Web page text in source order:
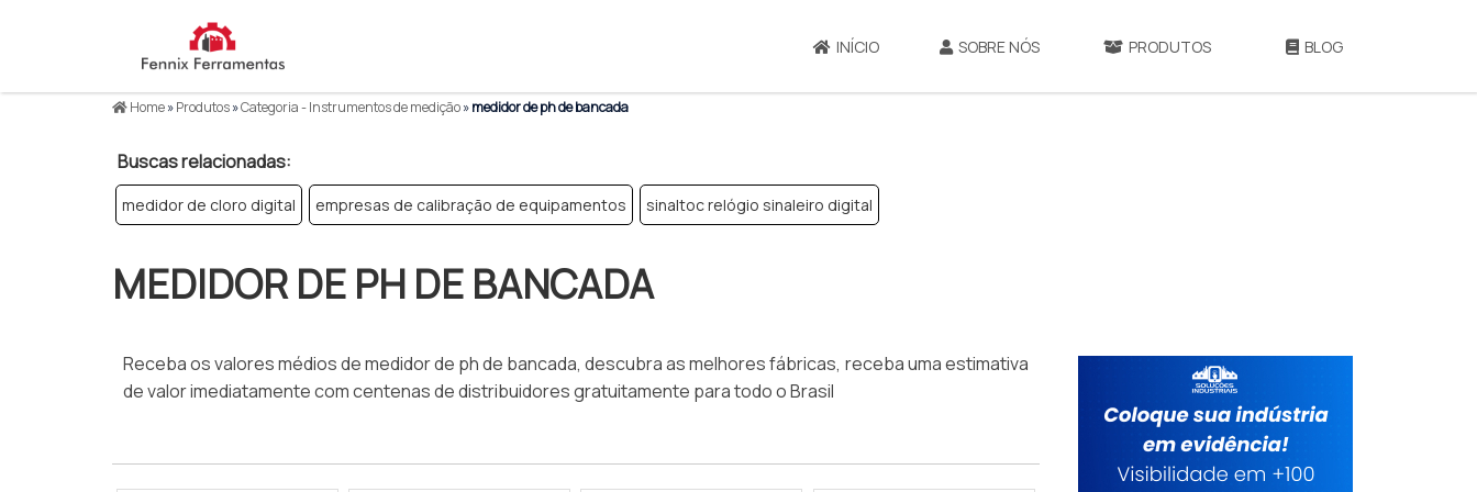
INÍCIO SOBRE NÓS PRODUTOS BLOG
Home»Produtos»Categoria - Instrumentos de medição»medidor de ph de bancada
Buscas relacionadas:
medidor de cloro digital empresas de calibração de equipamentos sinaltoc relógio sinaleiro digital
MEDIDOR DE PH DE BANCADA
Receba os valores médios de medidor de ph de bancada, descubra as melhores fábricas, receba uma estimativa
de valor imediatamente com centenas de distribuidores gratuitamente para todo o Brasil